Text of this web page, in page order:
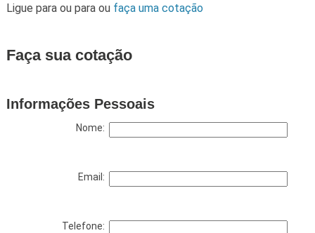
Ligue para ou para ou faça uma cotação
Faça sua cotação
Informações Pessoais
Nome:
Email:
Telefone: